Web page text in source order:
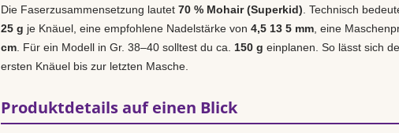
Die Faserzusammensetzung lautet 70 % Mohair (Superkid) . Technisch
25 g je Knäuel, eine empfohlene Nadelstärke von 4,5 13 5 mm , eine
cm . Für ein Modell in Gr. 38–40 solltest du ca. 150 g einplanen. So lässt sich
ersten Knäuel bis zur letzten Masche.
Produktdetails auf einen Blick